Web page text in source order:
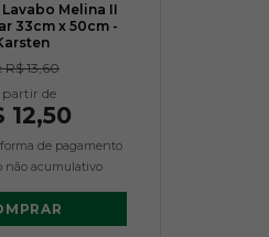
Melina II
33cm x 50cm -
R$ 13,60
12,50
de pagamento
não acumulativo